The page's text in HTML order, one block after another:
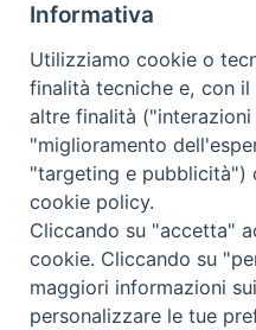
piazza San Pietro, Sua
la statua di Santa Maria
dott.ssa Maria Elena
Soprintendenza
Continua a leggere C
l
e
t
»
F
a
c
P
i
n
Informativa
Utilizziamo cookie o
finalità tecniche e, con
altre finalità
"miglioramento
"targeting e pubblicità")
cookie policy.
Cliccando su "accetta"
cookie. Cliccando su
maggiori informazioni
personalizzare le tue